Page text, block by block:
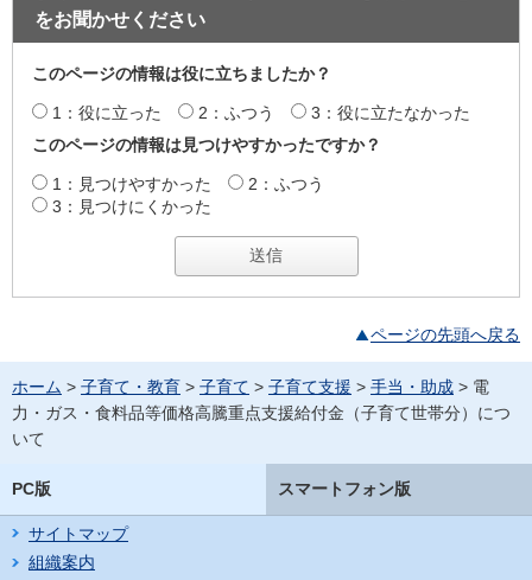
をお聞かせください
このページの情報は役に立ちましたか？
1：役に立った 2：ふつう
3：役に立たなかった
このページの情報は見つけやすかったですか？
1：見つけやすかった
2：ふつう
3：見つけにくかった
ページの先頭へ戻る
ホーム > 子育て・教育 > 子育て > 子育て支援 > 手当・助成 > 電
力・ガス・食料品等価格高騰重点支援給付金（子育て世帯分）につ
いて
PC版 スマートフォン版
サイトマップ
組織案内